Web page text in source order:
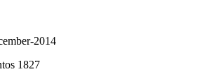
2014
1827